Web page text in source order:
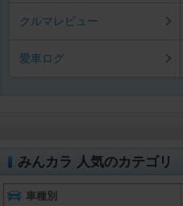
クルマレビュー
愛車ログ
みんカラ 人気のカテゴリ
車種別